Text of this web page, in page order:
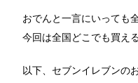
おでんと一言にいっても
今回は全国どこでも買え
以下、セブンイレブンの